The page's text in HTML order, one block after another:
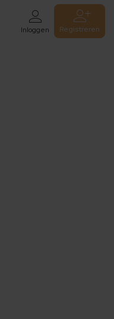
Inloggen Registreren